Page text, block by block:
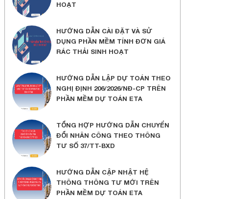
HOẠT
HƯỚNG DẪN CÀI ĐẶT VÀ SỬ
DỤNG PHẦN MỀM TÍNH ĐƠN GIÁ
RÁC THẢI SINH HOẠT
HƯỚNG DẪN LẬP DỰ TOÁN THEO
NGHỊ ĐỊNH 206/2026/NĐ-CP TRÊN
PHẦN MỀM DỰ TOÁN ETA
TỔNG HỢP HƯỚNG DẪN CHUYỂN
ĐỔI NHÂN CÔNG THEO THÔNG
TƯ SỐ 37/TT-BXD
HƯỚNG DẪN CẬP NHẬT HỆ
THÔNG THÔNG TƯ MỚI TRÊN
PHẦN MỀM DỰ TOÁN ETA